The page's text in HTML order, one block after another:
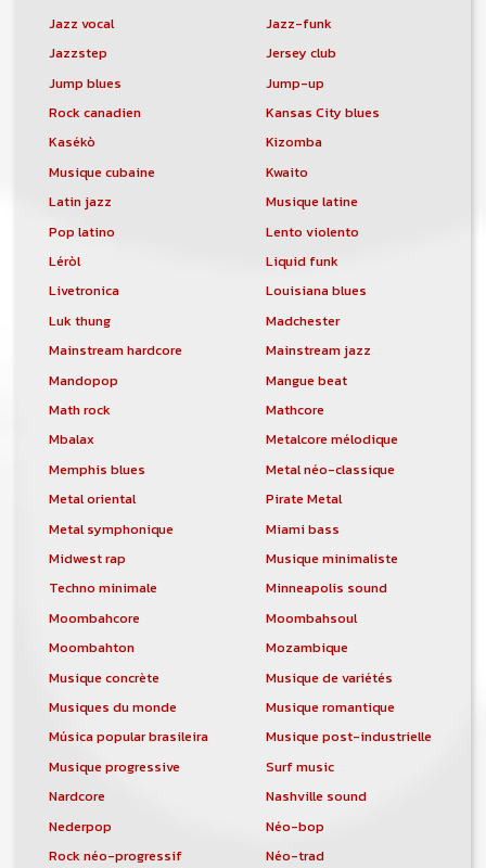
Jazz vocal
Jazz-funk
Jazzstep
Jersey club
Jump blues
Jump-up
Rock canadien
Kansas City blues
Kasékò
Kizomba
Musique cubaine
Kwaito
Latin jazz
Musique latine
Pop latino
Lento violento
Léròl
Liquid funk
Livetronica
Louisiana blues
Luk thung
Madchester
Mainstream hardcore
Mainstream jazz
Mandopop
Mangue beat
Math rock
Mathcore
Mbalax
Metalcore mélodique
Memphis blues
Metal néo-classique
Metal oriental
Pirate Metal
Metal symphonique
Miami bass
Midwest rap
Musique minimaliste
Techno minimale
Minneapolis sound
Moombahcore
Moombahsoul
Moombahton
Mozambique
Musique concrète
Musique de variétés
Musiques du monde
Musique romantique
Música popular brasileira
Musique post-industrielle
Musique progressive
Surf music
Nardcore
Nashville sound
Nederpop
Néo-bop
Rock néo-progressif
Néo-trad